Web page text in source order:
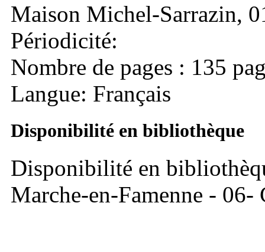
Maison Michel-Sarrazin,
Périodicité:
Nombre de pages : 135
Langue: Français
Disponibilité en bibliothèque
Disponibilité en
Marche-en-Famenne -